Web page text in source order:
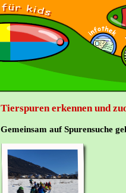
Tierspuren erkennen und
Gemeinsam auf Spurensuche